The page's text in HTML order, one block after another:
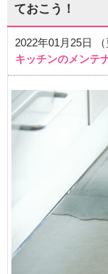
ておこう！
2022年01月25日
キッチンのメンテ